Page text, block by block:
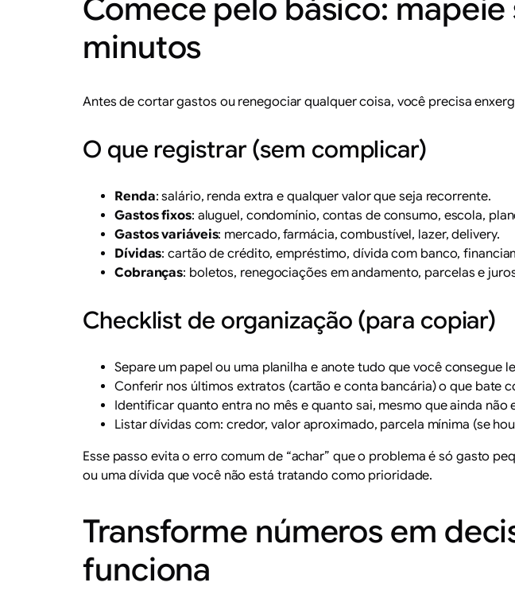
Comece pelo básico:
minutos
Antes de cortar gastos ou renegociar qualquer coisa, você precisa
O que registrar (sem complicar)
Renda: salário, renda extra e qualquer valor que seja recorrente.
Gastos fixos: aluguel, condomínio, contas de consumo, escola,
Gastos variáveis: mercado, farmácia, combustível, lazer, delivery.
Dívidas: cartão de crédito, empréstimo, dívida com banco,
Cobranças: boletos, renegociações em andamento, parcelas e
Checklist de organização (para copiar)
Separe um papel ou uma planilha e anote tudoque você consegue
Conferir nos últimos extratos (cartão e conta bancária) o que bate
Identificar quanto entra no mês e quanto sai, mesmo que ainda não
Listar dívidas com: credor, valor aproximado, parcela mínima (se
Esse passo evita o erro comum de “achar” que o problema é só gasto
ou uma dívida que você não está tratando como prioridade.
Transforme números em
funciona